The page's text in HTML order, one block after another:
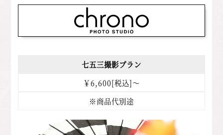
七五三撮影プラン
￥6,600[税込]～
※商品代別途